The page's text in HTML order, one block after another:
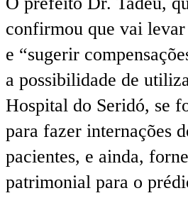
confirmou que vai
e “sugerir
a possibilidade de
Hospital do Seridó, se
para fazer internações
pacientes, e ainda,
patrimonial para o